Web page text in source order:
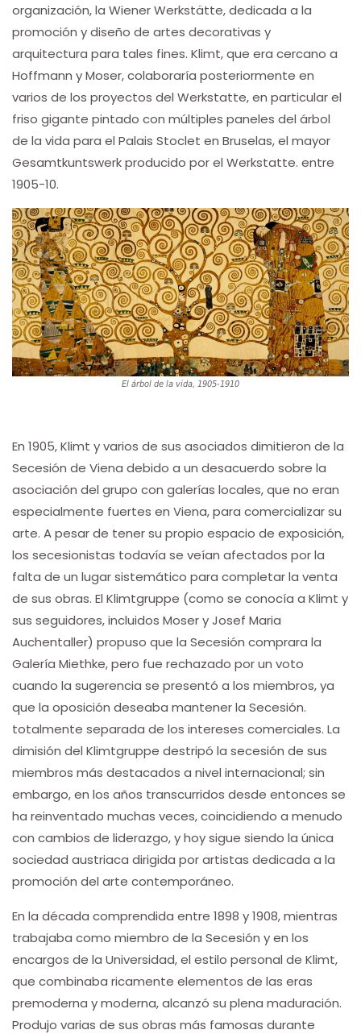
organización, la Wiener Werkstätte, dedicada a la
promoción y diseño de artes decorativas y
arquitectura para tales fines. Klimt, que era cercano a
Hoffmann y Moser, colaboraría posteriormente en
varios de los proyectos del Werkstatte, en particular el
friso gigante pintado con múltiples paneles del árbol
de la vida para el Palais Stoclet en Bruselas, el mayor
Gesamtkuntswerk producido por el Werkstatte. entre
1905-10.
El árbol de la vida, 1905-1910
En 1905, Klimt y varios de sus asociados dimitieron de la
Secesión de Viena debido a un desacuerdo sobre la
asociación del grupo con galerías locales, que no eran
especialmente fuertes en Viena, para comercializar su
arte. A pesar de tener su propio espacio de exposición,
los secesionistas todavía se veían afectados por la
falta de un lugar sistemático para completar la venta
de sus obras. El Klimtgruppe (como se conocía a Klimt y
sus seguidores, incluidos Moser y Josef Maria
Auchentaller) propuso que la Secesión comprara la
Galería Miethke, pero fue rechazado por un voto
cuando la sugerencia se presentó a los miembros, ya
que la oposición deseaba mantener la Secesión.
totalmente separada de los intereses comerciales. La
dimisión del Klimtgruppe destripó la secesión de sus
miembros más destacados a nivel internacional; sin
embargo, en los años transcurridos desde entonces se
ha reinventado muchas veces, coincidiendo a menudo
con cambios de liderazgo, y hoy sigue siendo la única
sociedad austriaca dirigida por artistas dedicada a la
promoción del arte contemporáneo.
En la década comprendida entre 1898 y 1908, mientras
trabajaba como miembro de la Secesión y en los
encargos de la Universidad, el estilo personal de Klimt,
que combinaba ricamente elementos de las eras
premoderna y moderna, alcanzó su plena maduración.
Produjo varias de sus obras más famosas durante